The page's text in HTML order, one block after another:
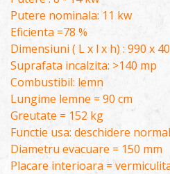
Putere nominala: 11 kw
Eficienta =78 %
Dimensiuni ( L x l x h) : 990 x
Suprafata incalzita: >140 mp
Combustibil: lemn
Lungime lemne = 90 cm
Greutate = 152 kg
Functie usa: deschidere
Diametru evacuare = 150 mm
Placare interioara =